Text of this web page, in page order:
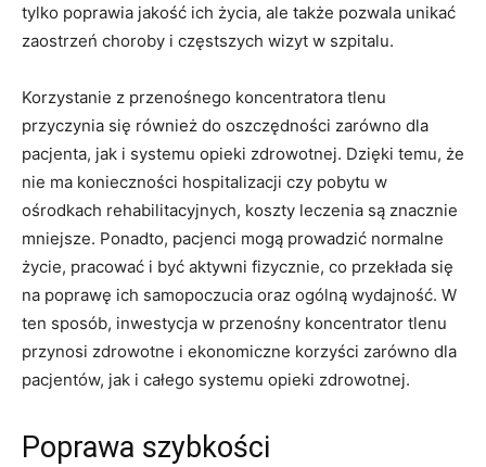
tylko poprawia jakość ich ⁤życia, ale ⁢także pozwala unikać
⁣zaostrzeń choroby ‍i częstszych ​wizyt‍ w szpitalu.
Korzystanie z ​przenośnego koncentratora tlenu
przyczynia się również ⁣do ⁣oszczędności zarówno dla
pacjenta, jak i systemu opieki zdrowotnej. Dzięki ⁢temu, ⁣że
nie ma konieczności⁣ hospitalizacji czy pobytu w⁤
ośrodkach rehabilitacyjnych, koszty leczenia są‌ znacznie
mniejsze. Ponadto, pacjenci mogą​ prowadzić normalne‍
życie, pracować i być aktywni fizycznie, co przekłada ‍się⁣
na poprawę ich ‍samopoczucia oraz ogólną ​wydajność. W‍
ten sposób, inwestycja⁢ w przenośny koncentrator tlenu
przynosi zdrowotne i​ ekonomiczne korzyści zarówno dla
pacjentów, ​jak i całego systemu opieki zdrowotnej.⁣
Poprawa szybkości‍